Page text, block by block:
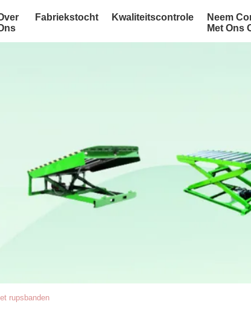
Fabriekstocht Kwaliteitscontrole
Neem
Met Ons
rupsbanden